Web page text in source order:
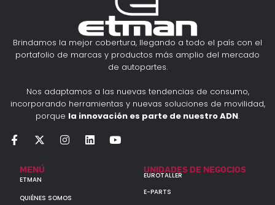
Brindamos la mejor cobertura, llegando a todo el país con el
portafolio de marcas y productos más amplio del mercado
de autopartes.
Nos adaptamos a las nuevas tendencias de consumo,
incorporando herramientas y nuevas soluciones de movilidad,
porque la innovación es parte de nuestro ADN.
MENÚ
ETMAN
QUIÉNES SOMOS
UNIDADES DE NEGOCIOS
EUROTALLER
E-PARTS